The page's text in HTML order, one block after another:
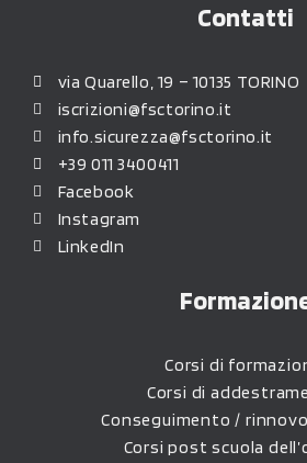
Contatti
via Quarello, 19 – 10135 TORINO
iscrizioni@fsctorino.it
info.sicurezza@fsctorino.it
+39 011 3400411
Facebook
Instagram
LinkedIn
Corsi di
Corsi di
Conseguimento /
Corsi post scuola